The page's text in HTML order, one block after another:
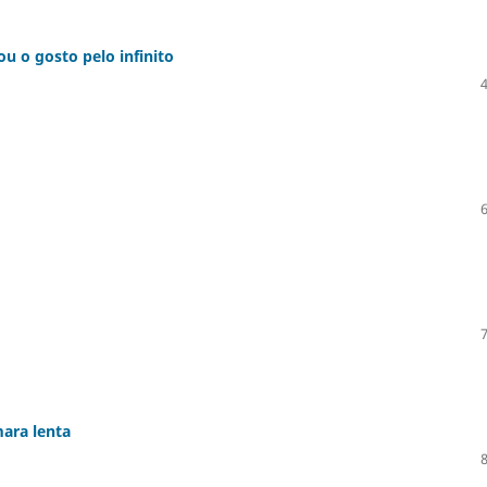
o gosto pelo infinito
lenta